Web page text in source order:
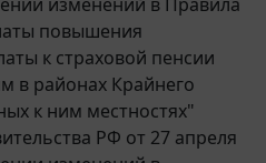
повышения
к страховой пенсии
в районах Крайнего
к ним местностях"
РФ от 27 апреля
изменений в